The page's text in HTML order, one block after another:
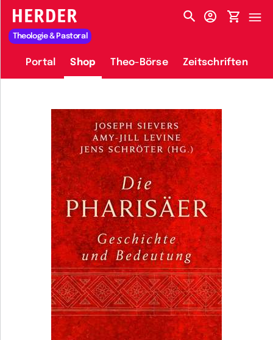
HERDER-MENÜ
Theologie & Pastoral
Portal Shop Theo-Börse Zeitschriften